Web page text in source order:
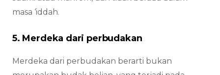
masa ‘iddah.
5. Merdeka dari perbudakan
Merdeka dari perbudakan berarti bukan